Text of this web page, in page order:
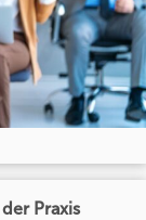
Praxis